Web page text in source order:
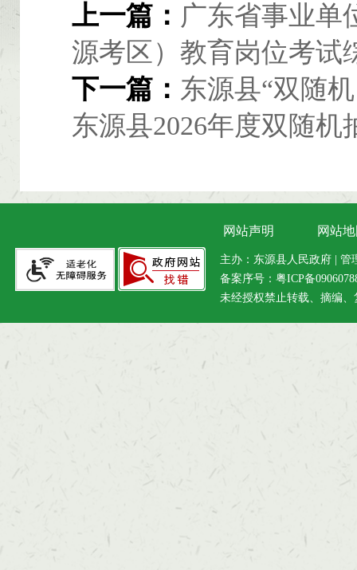
上一篇： 广东省事业单
源考区）教育岗位考试
下一篇： 东源县“双随
东源县2026年度双随
网站声明 网站
主办：东源县人民政府 | 管
备案序号： 粤ICP备
未经授权禁止转载、摘编